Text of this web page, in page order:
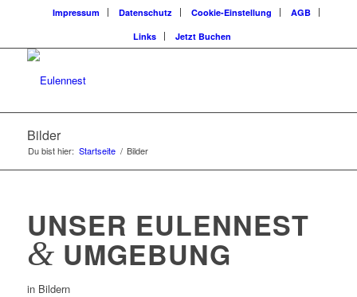
Impressum Datenschutz Cookie-Einstellung
AGB
Links
Jetzt Buchen
Bilder
Du bist hier: Startseite / Bilder
UNSER EULENNEST
& UMGEBUNG
in Bildern